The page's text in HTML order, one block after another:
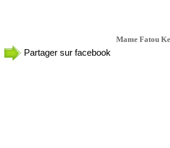
Mame Fatou
Partager sur facebook